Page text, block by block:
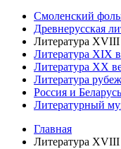
Смоленский
Древнерусская
Литература ХVIII
Литература ХIХ
Литература ХХ
Литература
Россия и
Литературный
Главная
Литература ХVIII